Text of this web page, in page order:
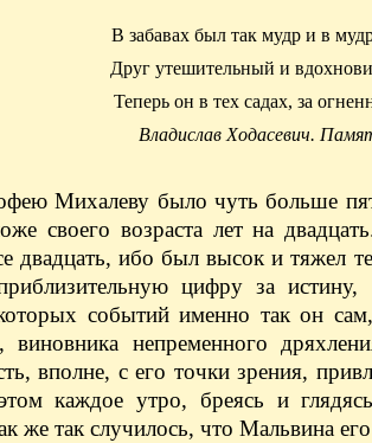
В забавах был так мудр и в
Друг утешительный и
Теперь он в тех садах, за
Владислав Ходасевич.
Михалеву было чуть больше
своего возраста лет на
двадцать, ибо был высок и тяжел
цифру за истину,
событий именно так он
виновника непременного
вполне, с его точки зрения,
каждое утро, бреясь и
же так случилось, что Мальвина